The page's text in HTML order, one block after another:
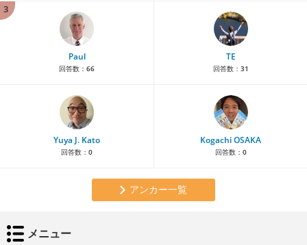
3
Paul
回答数： 66
TE
回答数： 31
Yuya J. Kato
回答数： 0
Kogachi OSAKA
回答数： 0
アンカー一覧
メニュー